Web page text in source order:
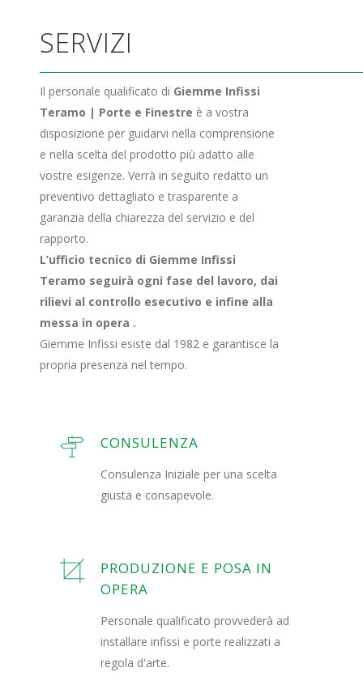
SERVIZI
Il personale qualificato di Giemme Infissi
Teramo | Porte e Finestre è a vostra
disposizione per guidarvi nella comprensione
e nella scelta del prodotto più adatto alle
vostre esigenze. Verrà in seguito redatto un
preventivo dettagliato e trasparente a
garanzia della chiarezza del servizio e del
rapporto.
L’ufficio tecnico di Giemme Infissi
Teramo seguirà ogni fase del lavoro, dai
rilievi al controllo esecutivo e infine alla
messa in opera .
Giemme Infissi esiste dal 1982 e garantisce la
propria presenza nel tempo.
CONSULENZA
Consulenza Iniziale per una scelta
giusta e consapevole.
PRODUZIONE E POSA IN
OPERA
Personale qualificato provvederà ad
installare infissi e porte realizzati a
regola d'arte.